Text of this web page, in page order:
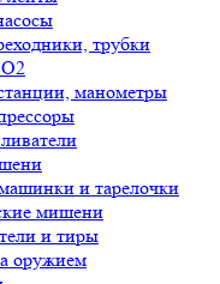
трубки
манометры
и тарелочки
мишени
и тиры
оружием